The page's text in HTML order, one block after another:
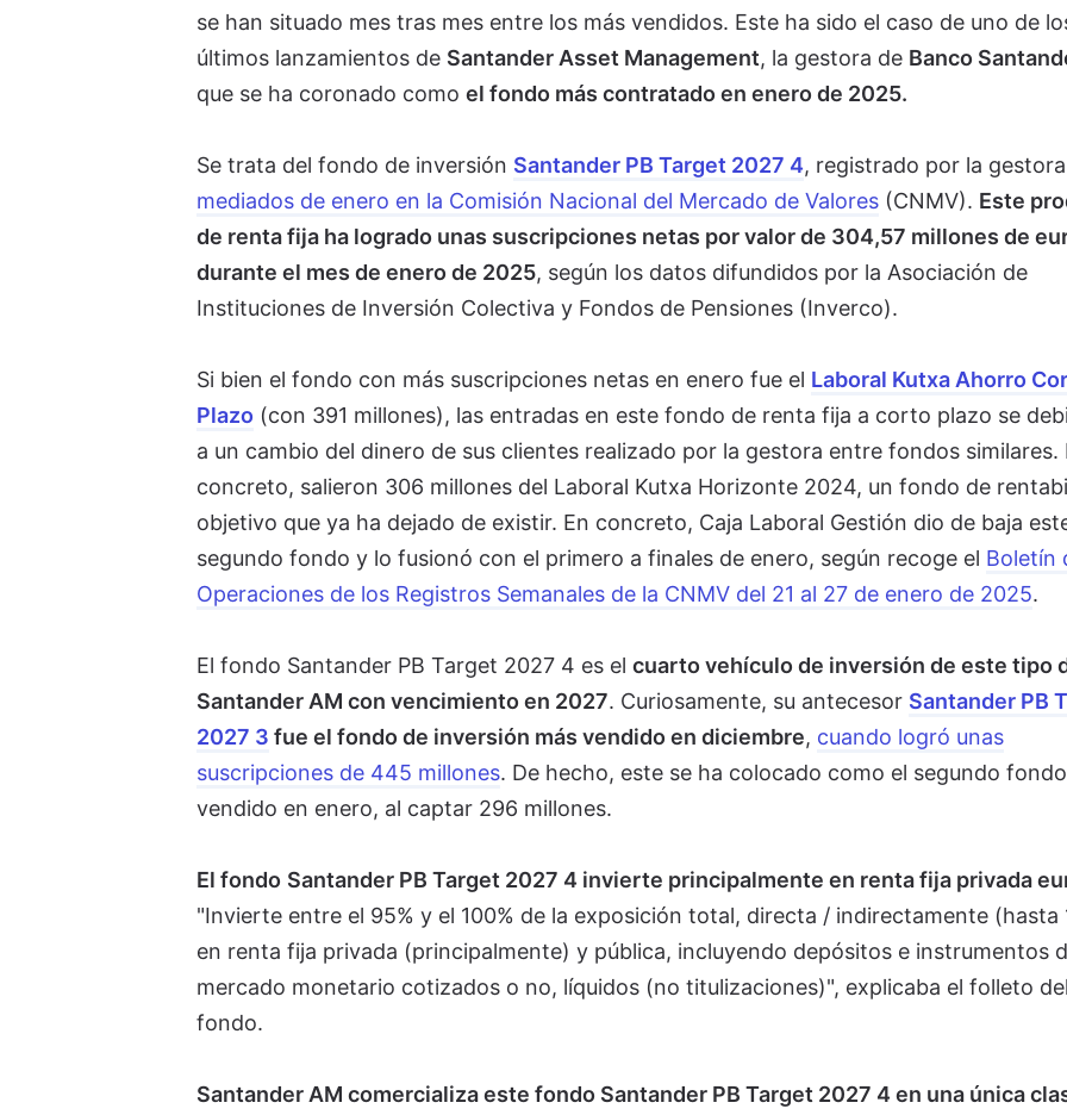
se han situado mes tras mes entre los más vendidos. Este ha sido el caso de uno de
últimos lanzamientos de Santander Asset Management, la gestora de Banco
que se ha coronado como el fondo más contratado en enero de 2025.
Se trata del fondo de inversión Santander PB Target 2027 4, registrado por la gestora
mediados de enero en la Comisión Nacional del Mercado de Valores(CNMV). Este
de renta fija ha logrado unas suscripciones netas por valor de 304,57 millones de
durante el mes de enero de 2025, según los datos difundidos por la Asociación de
Instituciones de Inversión Colectiva y Fondos de Pensiones (Inverco).
Si bien el fondo con más suscripciones netas en enero fue el Laboral Kutxa Ahorro
Plazo (con 391 millones), las entradas en este fondo de renta fija a corto plazo se
a un cambio del dinero de sus clientes realizado por la gestora entre fondos similares.
concreto, salieron 306 millones del Laboral Kutxa Horizonte 2024, un fondo de
objetivo que ya ha dejado de existir. En concreto, Caja Laboral Gestión dio de baja
segundo fondo y lo fusionó con el primero a finales de enero, según recoge el Boletín
Operaciones de los Registros Semanales de la CNMV del 21 al 27 de enero de 2025.
El fondo Santander PB Target 2027 4 es el cuarto vehículo de inversión de este tipo
Santander AM con vencimiento en 2027. Curiosamente, su antecesor Santander PB
2027 3 fue el fondo de inversión más vendido en diciembre, cuando logró unas
suscripciones de 445 millones. De hecho, este se ha colocado como el segundo
vendido en enero, al captar 296 millones.
El fondo Santander PB Target 2027 4 invierte principalmente en renta fija privada
"Invierte entre el 95% y el 100% de la exposición total, directa / indirectamente (hasta
en renta fija privada (principalmente) y pública, incluyendo depósitos e instrumentos
mercado monetario cotizados o no, líquidos (no titulizaciones)", explicaba el folleto del
fondo.
Santander AM comercializa este fondo Santander PB Target 2027 4 en una única